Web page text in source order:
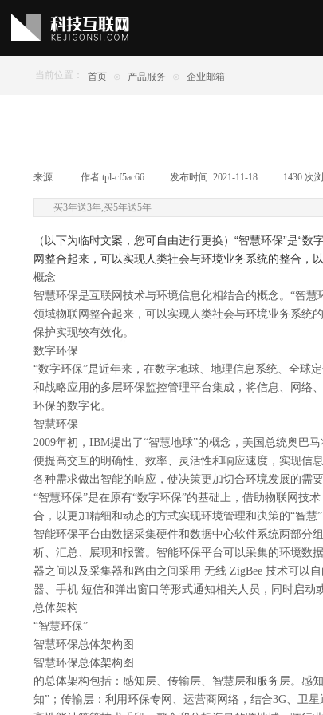
当前位置： 首页 ⊙ 产品服务 ⊙ 企业邮箱
来源: 作者:tpl-cf5ac66 发布时间: 2021-11-18 1430 次
买3年送3年,买5年送5年
（以下为临时文案，您可自由进行更换）“智慧环保”是“
网整合起来，可以实现人类社会与环境业务系统的整合，
概念
智慧环保是互联网技术与环境信息化相结合的概念。“智
领域物联网整合起来，可以实现人类社会与环境业务系统
保护实现较有效化。
数字环保
“数字环保”是近年来，在数字地球、地理信息系统、全球
和战略应用的多层环保监控管理平台集成，将信息、网络
环保的数字化。
智慧环保
2009年初，IBM提出了“智慧地球”的概念，美国总统奥巴
便提高交互的明确性、效率、灵活性和响应速度，实现信
各种需求做出智能的响应，使决策更加切合环境发展的需
“智慧环保”是在原有“数字环保”的基础上，借助物联网技
合，以更加精细和动态的方式实现环境管理和决策的“智
智能环保平台由数据采集硬件和数据中心软件系统两部分
析、汇总、展现和报警。智能环保平台可以采集的环境数
器之间以及采集器和路由之间采用 无线 ZigBee 技术可以
器、手机 短信和弹出窗口等形式通知相关人员，同时启动
总体架构
“智慧环保”
智慧环保总体架构图
智慧环保总体架构图
的总体架构包括：感知层、传输层、智慧层和服务层。感
知”；传输层：利用环保专网、运营商网络，结合3G、卫